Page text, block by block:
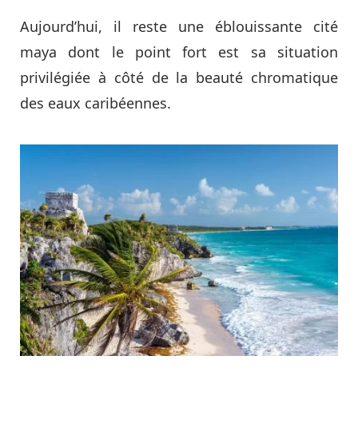
Aujourd’hui, il reste une éblouissante cité
maya dont le point fort est sa situation
privilégiée à côté de la beauté chromatique
des eaux caribéennes.